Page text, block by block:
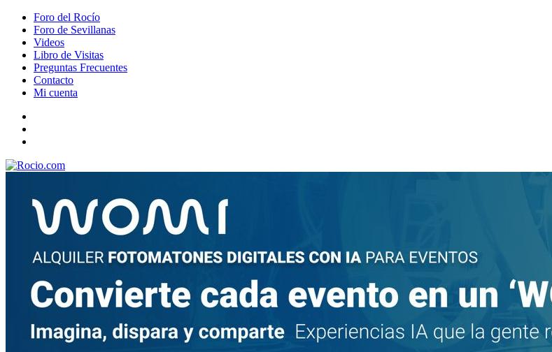
Foro del Rocío
Foro de Sevillanas
Videos
Libro de Visitas
Preguntas Frecuentes
Contacto
Mi cuenta